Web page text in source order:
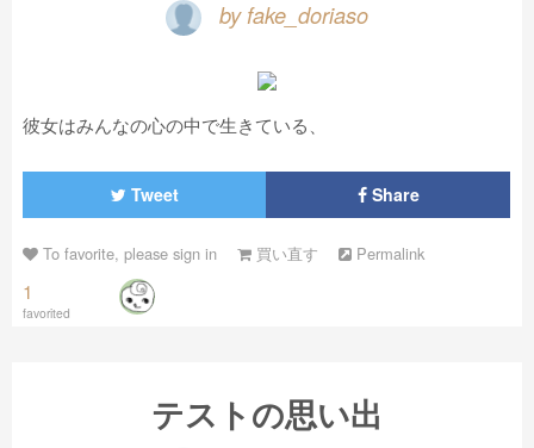
by fake_doriaso
彼女はみんなの心の中で生きている、
Tweet Share
To favorite, please sign in 買い直す Permalink
1
favorited
テストの思い出